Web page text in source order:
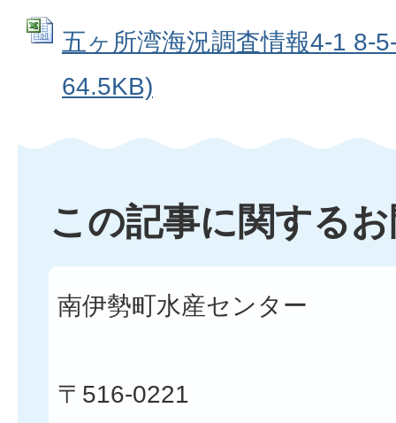
五ヶ所湾海況調査情報4-1 8-
64.5KB)
この記事に関する
南伊勢町水産センター
〒516-0221